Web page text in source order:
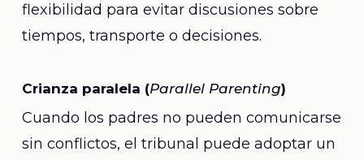
flexibilidad para evitar discusiones sobre
tiempos, transporte o decisiones.
Crianza paralela (Parallel Parenting)
Cuando los padres no pueden comunicarse
sin conflictos, el tribunal puede adoptar un